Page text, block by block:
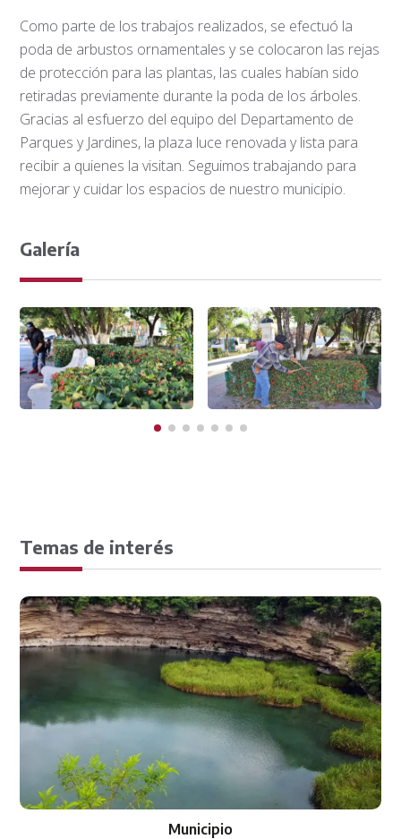
Como parte de los trabajos realizados, se efectuó la
poda de arbustos ornamentales y se colocaron las rejas
de protección para las plantas, las cuales habían sido
retiradas previamente durante la poda de los árboles.
Gracias al esfuerzo del equipo del Departamento de
Parques y Jardines, la plaza luce renovada y lista para
recibir a quienes la visitan. Seguimos trabajando para
mejorar y cuidar los espacios de nuestro municipio.
Galería
Temas de interés
Municipio